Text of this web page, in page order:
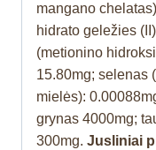
mangano
hidrato geležies
(metionino
15.80mg; selenas
mielės):
grynas 4000mg;
300mg. Jusliniai